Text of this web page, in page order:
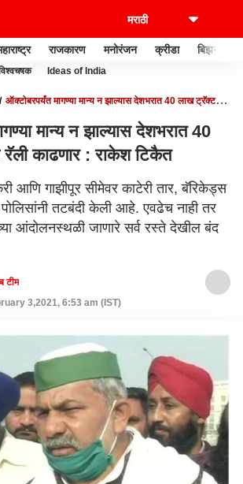
राजकारण मनोरंजन क्रीडा बिझनेस
Ideas of India
ऑक्टोबरपर्यंत मागण्या मान्य न झाल्यास देशभरात 40 लाख ट्रॅक्टर्सची
मान्य न झाल्यास देशभरात 40
काढणार : राकेश टिकैत
आणि गाझीपूर सीमेवर काटेरी तार, बॅरिकेड्स
तटबंदी केली आहे. एवढेच नाही तर
आंदोलनस्थळी जाणारे सर्व रस्ते देखील बंद
टीम
3,2021, 6:53 am (IST)